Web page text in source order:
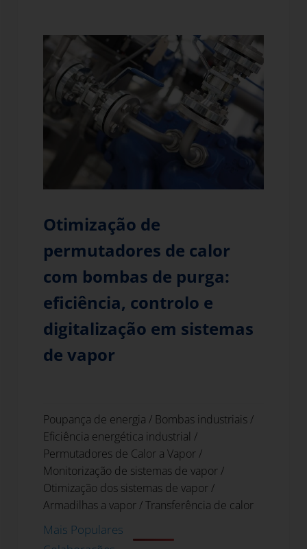
Otimização de
permutadores de calor
com bombas de purga:
eficiência, controlo e
digitalização em sistemas
de vapor
Poupança de energia / Bombas industriais/
Eficiência energética industrial /
Permutadores de Calor a Vapor/
Monitorização de sistemas de vapor/
Otimização dos sistemas de vapor/
Armadilhas a vapor/Transferência de calor
Mais Populares